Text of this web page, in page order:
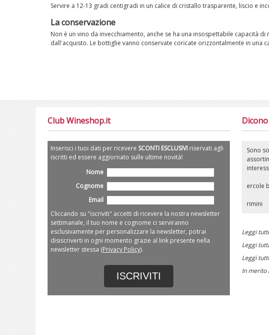
Servire a 12-13 gradi centigradi in un calice di cristallo trasparente, liscio e
La conservazione
Non è un vino da invecchiamento, anche se ha una insospettabile capacità
dall'acquisto. Le bottiglie vanno conservate coricate orizzontalmente in una
Club Wineshop.it
Inserisci i tuoi dati per ricevere SCONTI ESCLUSIVIriservati agli
iscritti ed essere aggiornato sulle ultime novità!
Nome
Cognome
Email
Cliccando su "iscriviti" accetti di ricevere la nostra newsletter
settimanale, il tuo nome e cognome ci serviranno
esclusivamente per personalizzare la newsletter, potrai
disiscriverti in ogni momento grazie al link presente nella
newsletter stessa (Privacy Policy).
ISCRIVITI
Sono
ercole
rimini
Leggi
Leggi
Leggi
In merito